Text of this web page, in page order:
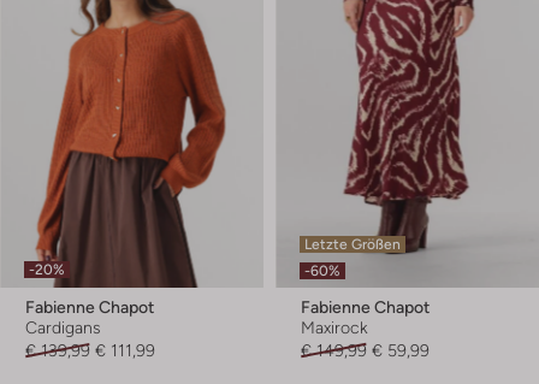
-20%
Fabienne Chapot
Cardigans
€ 139,99 € 111,99
Letzte Größen
-60%
Fabienne Chapot
Maxirock
€ 149,99 € 59,99